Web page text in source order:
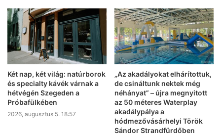
Két nap, két világ: natúrborok
és specialty kávék várnak a
hétvégén Szegeden a
Próbafülkében
2026, augusztus 5. 18:57
„Az akadályokat elhárítottuk,
de csináltunk nektek még
néhányat” – újra megnyitott
az 50 méteres Waterplay
akadálypálya a
hódmezővásárhelyi Török
Sándor Strandfürdőben